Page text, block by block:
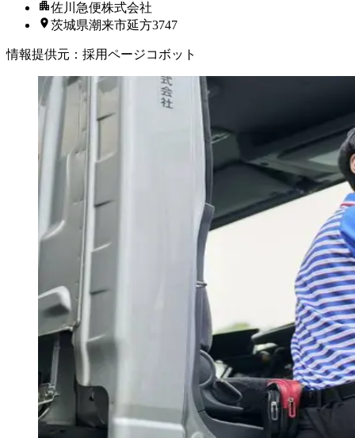
佐川急便株式会社
茨城県潮来市延方3747
情報提供元 ： 採用ページコボット